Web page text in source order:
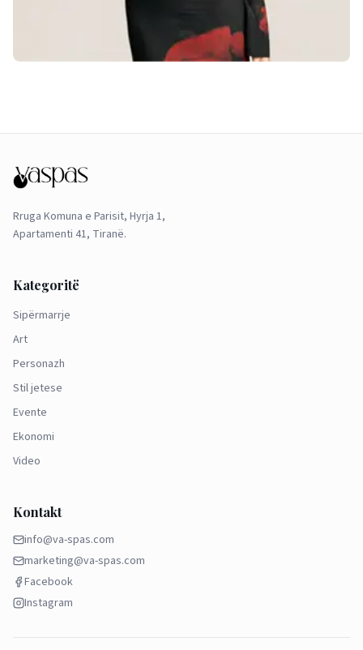
Rruga Komuna e Parisit, Hyrja 1,
Apartamenti 41, Tiranë.
Kategoritë
Sipërmarrje
Art
Personazh
Stil jetese
Evente
Ekonomi
Video
Kontakt
info@va-spas.com
marketing@va-spas.com
Facebook
Instagram